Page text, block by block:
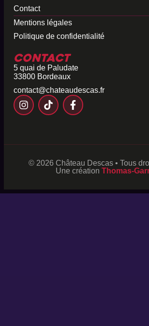
Contact
Mentions légales
Politique de confidentialité
Contact
5 quai de Paludate
33800 Bordeaux
contact@chateaudescas.fr
© 2026 Château Descas • Tous
Une création Thomas-